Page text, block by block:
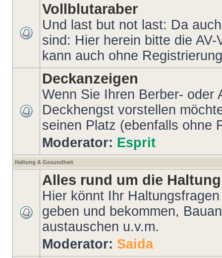
Vollblutaraber
Und last but not last: Da
sind: Hier herein bitte die
kann auch ohne
Deckanzeigen
Wenn Sie Ihren Berber- oder
Deckhengst vorstellen
seinen Platz (ebenfalls ohne
Moderator: Esprit
Haltung & Gesundheit
Alles rund um die
Hier könnt Ihr
geben und bekommen,
austauschen u.v.m.
Moderator: Saida